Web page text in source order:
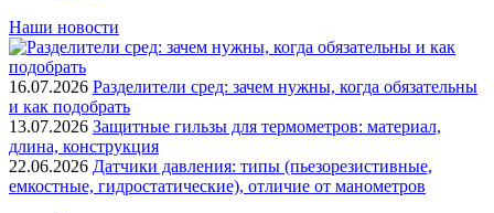
Наши новости
16.07.2026 Разделители сред: зачем нужны, когда обязательны
и как подобрать
13.07.2026 Защитные гильзы для термометров: материал,
длина, конструкция
22.06.2026 Датчики давления: типы (пьезорезистивные,
емкостные, гидростатические), отличие от манометров